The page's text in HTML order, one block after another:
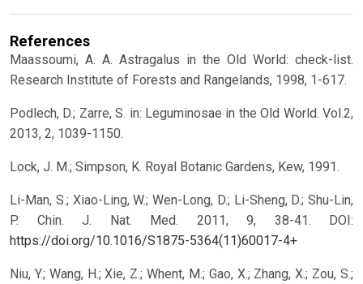
References
Maassoumi, A. A. Astragalus in the Old World: check-list.
Research Institute of Forests and Rangelands, 1998, 1-617.
Podlech, D.; Zarre, S. in: Leguminosae in the Old World. Vol.2,
2013, 2, 1039-1150.
Lock, J. M.; Simpson, K. Royal Botanic Gardens, Kew, 1991.
Li-Man, S.; Xiao-Ling, W.; Wen-Long, D.; Li-Sheng, D.; Shu-Lin,
P. Chin. J. Nat. Med. 2011, 9, 38-41. DOI:
https://doi.org/10.1016/S1875-5364(11)60017-4+
Niu, Y.; Wang, H.; Xie, Z.; Whent, M.; Gao, X.; Zhang, X.; Zou, S.;